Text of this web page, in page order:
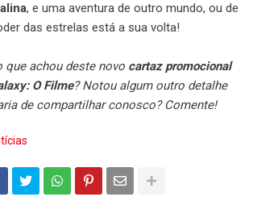
, e uma aventura de outro mundo, ou de
das estrelas está a sua volta!
que achou deste novo cartaz promocional
O Filme? Notou algum outro detalhe
de compartilhar conosco? Comente!